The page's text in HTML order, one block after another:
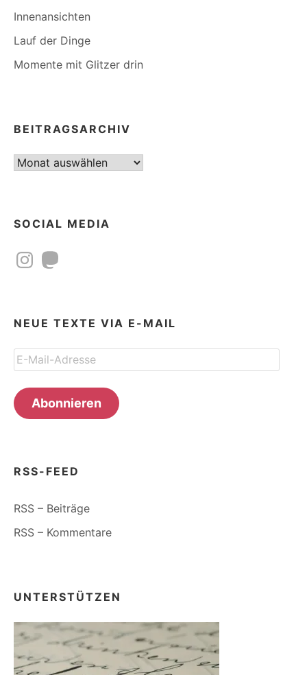
Innenansichten
Lauf der Dinge
Momente mit Glitzer drin
BEITRAGSARCHIV
Beitragsarchiv
SOCIAL MEDIA
InstagramMastodon
NEUE TEXTE VIA E-MAIL
E-
Mail-
Adresse
Abonnieren
RSS-FEED
RSS – Beiträge
RSS – Kommentare
UNTERSTÜTZEN